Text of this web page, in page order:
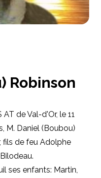
Robinson
de Val-d'Or, le 11
M. Daniel (Boubou)
fils de feu Adolphe
ses enfants: Martin,